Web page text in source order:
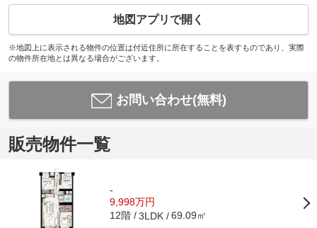
地図アプリで開く
※地図上に表示される物件の位置は付近住所に所在することを表すものであり、実際
の物件所在地とは異なる場合がございます。
お問い合わせ(無料)
販売物件一覧
-
9,998万円
12階 3LDK 69.09㎡